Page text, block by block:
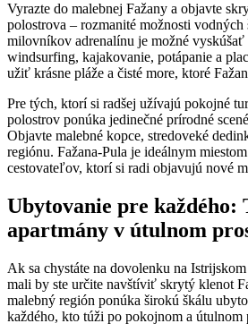
Vyrazte do malebnej Fažany a objavte
polostrova – rozmanité možnosti
milovníkov adrenalínu je možné
windsurfing, kajakovanie, potápanie a
užiť krásne pláže a čisté more, ktoré
Pre tých, ktorí si radšej užívajú pokojné
polostrov ponúka jedinečné prírodné
Objavte malebné kopce, stredoveké
regiónu. Fažana-Pula je ideálnym
cestovateľov, ktorí si radi objavujú nové
Ubytovanie pre každého:
apartmány v útulnom
Ak sa chystáte na dovolenku na
mali by ste určite navštíviť skrytý klenot
malebný región ponúka širokú škálu
každého, kto túži po pokojnom a útulnom